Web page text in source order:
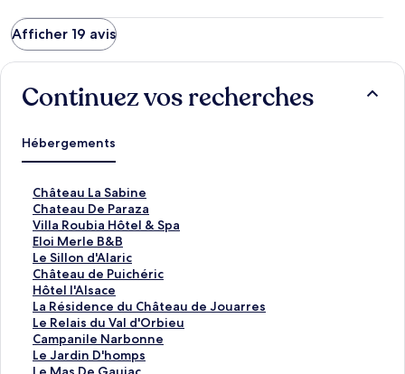
Afficher 19 avis
Continuez vos recherches
Hébergements
Château La Sabine
L
i
e
n
o
u
v
r
a
n
t
l
Chateau De Paraza
L
i
e
n
o
u
v
r
a
n
t
Villa Roubia Hôtel & Spa
L
i
e
n
o
u
v
r
a
n
Eloi Merle B&B
L
i
e
n
o
u
v
r
a
Le Sillon d'Alaric
L
i
e
n
o
u
v
r
Château de Puichéric
L
i
e
n
o
u
v
Hôtel l'Alsace
L
i
e
n
o
u
La Résidence du Château de Jouarres
L
i
e
n
o
Le Relais du Val d'Orbieu
L
i
e
n
Campanile Narbonne
L
i
e
Le Jardin D'homps
L
iL